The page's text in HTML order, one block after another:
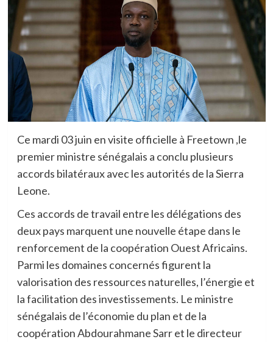
Ce mardi 03 juin en visite officielle à Freetown ,le
premier ministre sénégalais a conclu plusieurs
accords bilatéraux avec les autorités de la Sierra
Leone.
Ces accords de travail entre les délégations des
deux pays marquent une nouvelle étape dans le
renforcement de la coopération Ouest Africains.
Parmi les domaines concernés figurent la
valorisation des ressources naturelles, l’énergie et
la facilitation des investissements. Le ministre
sénégalais de l’économie du plan et de la
coopération Abdourahmane Sarr et le directeur